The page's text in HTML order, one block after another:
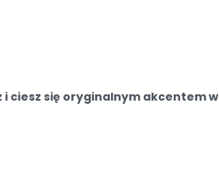
ciesz się oryginalnym akcentem w